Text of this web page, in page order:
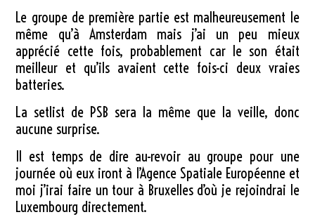
Le groupe de première partie est malheureusement le
même qu’à Amsterdam mais j’ai un peu mieux
apprécié cette fois, probablement car le son était
meilleur et qu’ils avaient cette fois-ci deux vraies
batteries.
La setlist de PSB sera la même que la veille, donc
aucune surprise.
Il est temps de dire au-revoir au groupe pour une
journée où eux iront à l’Agence Spatiale Européenne et
moi j’irai faire un tour à Bruxelles d’où je rejoindrai le
Luxembourg directement.